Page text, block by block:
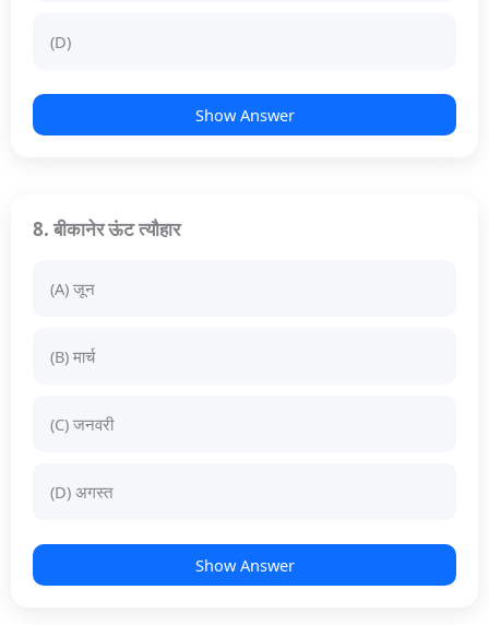
(D)
Show Answer
8. बीकानेर ऊंट त्यौहार
(A) जून
(B) मार्च
(C) जनवरी
(D) अगस्त
Show Answer